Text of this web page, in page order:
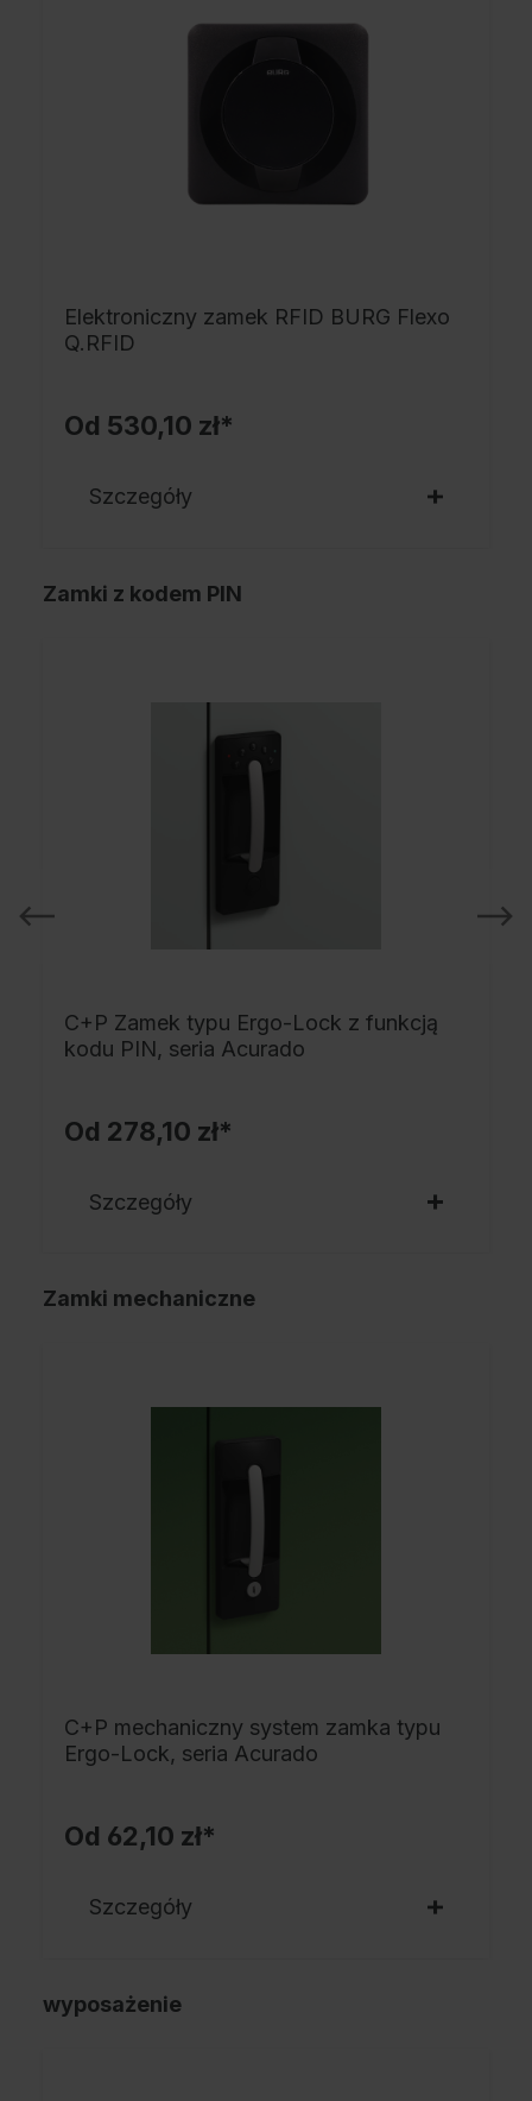
Elektroniczny zamek RFID BURG Flexo
Q.RFID
Od 530,10 zł*
Szczegóły
Zamki z kodem PIN
C+P Zamek typu Ergo-Lock z funkcją
kodu PIN, seria Acurado
Od 278,10 zł*
Szczegóły
Zamki mechaniczne
C+P mechaniczny system zamka typu
Ergo-Lock, seria Acurado
Od 62,10 zł*
Szczegóły
wyposażenie